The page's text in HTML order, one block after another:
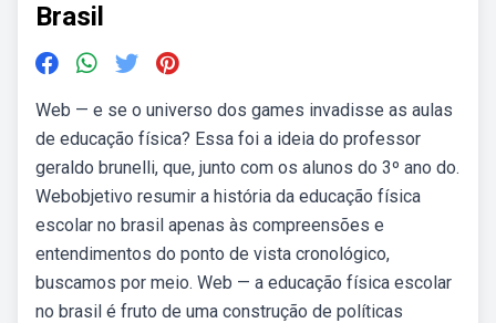
Brasil
Web — e se o universo dos games invadisse as aulas
de educação física? Essa foi a ideia do professor
geraldo brunelli, que, junto com os alunos do 3º ano do.
Webobjetivo resumir a história da educação física
escolar no brasil apenas às compreensões e
entendimentos do ponto de vista cronológico,
buscamos por meio. Web — a educação física escolar
no brasil é fruto de uma construção de políticas